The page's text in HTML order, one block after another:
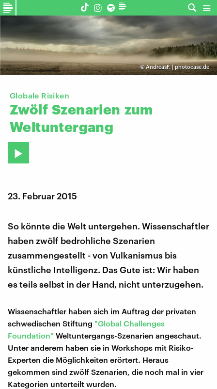
©AndreasF. | photocase.de
Globale Risiken
Zwölf Szenarien zum
Weltuntergang
23. Februar 2015
So könnte die Welt untergehen. Wissenschaftler
haben zwölf bedrohliche Szenarien
zusammengestellt - von Vulkanismus bis
künstliche Intelligenz. Das Gute ist: Wir haben
es teils selbst in der Hand, nicht unterzugehen.
Wissenschaftler haben sich im Auftrag der privaten
schwedischen Stiftung "Global Challenges
Foundation" Weltuntergangs-Szenarien angeschaut.
Unter anderem haben sie in Workshops mit Risiko-
Experten die Möglichkeiten erörtert. Heraus
gekommen sind zwölf Szenarien, die noch mal in vier
Kategorien unterteilt wurden.